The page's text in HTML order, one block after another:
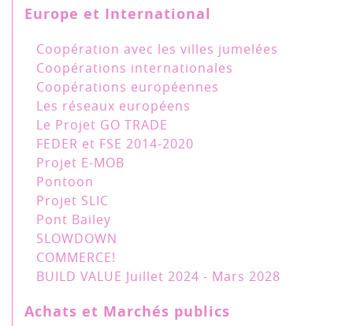
Europe et International
Coopération avec les villes jumelées
Coopérations internationales
Coopérations européennes
Les réseaux européens
Le Projet GO TRADE
FEDER et FSE 2014-2020
Projet E-MOB
Pontoon
Projet SLIC
Pont Bailey
SLOWDOWN
COMMERCE!
BUILD VALUE Juillet 2024 - Mars 2028
Achats et Marchés publics